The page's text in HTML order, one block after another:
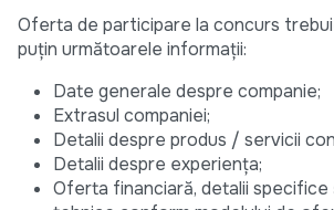
Oferta de participare la concurs
puțin următoarele informații:
Date generale despre companie;
Extrasul companiei;
Detalii despre produs / servicii
Detalii despre experiența;
Oferta financiară, detalii specifice